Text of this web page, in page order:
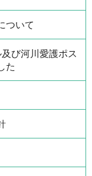
ついて
び河川愛護ポス
た